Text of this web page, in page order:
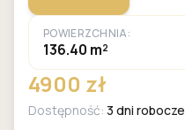
POWIERZCHNIA:
136.40 m²
4900 zł
Dostępność: 3 dni robocze